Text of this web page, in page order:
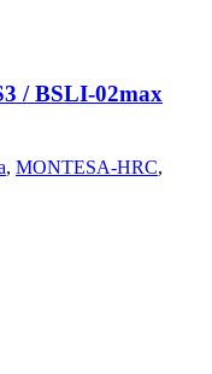
/ BSLI-02max
, MONTESA-HRC,